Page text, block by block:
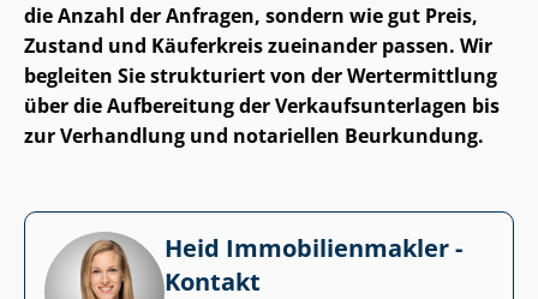
die Anzahl der Anfragen, sondern wie gut Preis,
Zustand und Käuferkreis zueinander passen. Wir
begleiten Sie strukturiert von der Wertermittlung
über die Aufbereitung der Ver­kaufs­un­ter­la­gen bis
zur Verhandlung und notariellen Beurkundung.
Heid Im­mo­bi­li­en­mak­ler -
Kontakt